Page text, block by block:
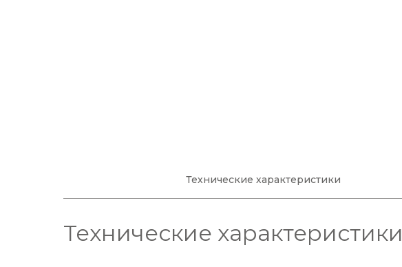
Технические характеристики
Технические характеристики